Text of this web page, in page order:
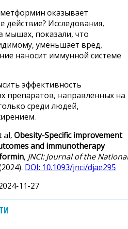
оказывает
действие? Исследования,
мышах, показали, что
уменьшает вред,
наносит иммунной системе
эффективность
препаратов, направленных на
среди людей,
al, Obesity-Specific improvement
and immunotherapy
, JNCI: Journal of the National
DOI: 10.1093/jnci/djae295
11-27